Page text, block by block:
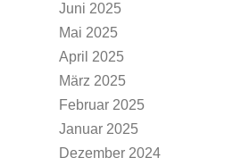
Juni 2025
Mai 2025
April 2025
März 2025
Februar 2025
Januar 2025
Dezember 2024